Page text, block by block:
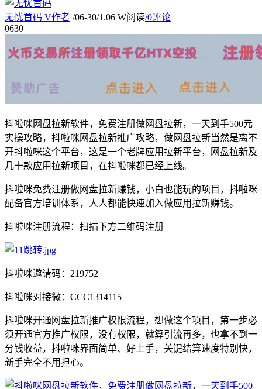
无忧首码 V作者 /06-30/1.06 W阅读/0评论
0630
抖啦咪网盘拉新软件，免费注册做网盘拉新，一天到手500元
实操攻略，抖啦咪网盘拉新推广攻略，做网盘拉新当然是离不
开抖啦咪这个平台，这是一个老牌应用拉新平台，网盘拉新及
几十款应用拉新项目，在抖啦咪都已经上线。
抖啦咪免费注册做网盘拉新赚钱，小白也能玩的项目，抖啦咪
配备官方培训体系，人人都能快速加入做应用拉新赚钱。
抖啦咪注册流程：扫描下方二维码注册
抖啦咪邀请码：219752
抖啦咪对接微：CCC1314115
抖啦咪开通网盘拉新推广权限流程，想做这个项目，第一步必
须开通官方推广权限，没有权限，就算引流再多，也拿不到一
分钱收益，抖啦咪界面简单、好上手，关键结算速度特别快，
新手完全不用担心。